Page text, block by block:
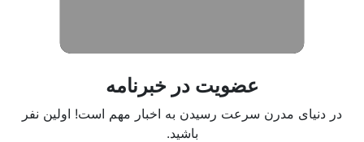
عضویت در خبرنامه
در دنیای مدرن سرعت رسیدن به اخبار مهم است! اولین نفر
باشید.